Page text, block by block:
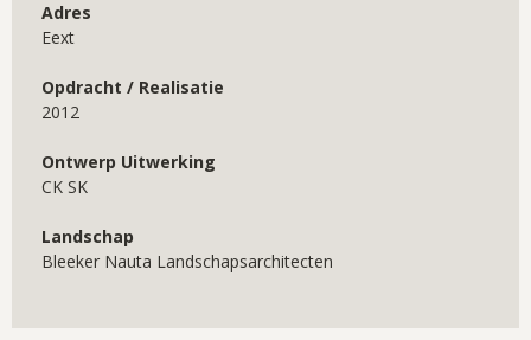
Adres
Eext
Opdracht / Realisatie
2012
Ontwerp Uitwerking
CK SK
Landschap
Bleeker Nauta Landschapsarchitecten